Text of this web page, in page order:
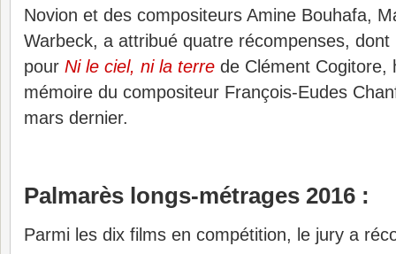
Novion et des compositeurs Amine Bouhafa,
Warbeck, a attribué quatre récompenses,
pour Ni le ciel, ni la terre de Clément Cogitore,
mémoire du compositeur François-Eudes
mars dernier.
Palmarès longs-métrages 2016 :
Parmi les dix films en compétition, le jury a